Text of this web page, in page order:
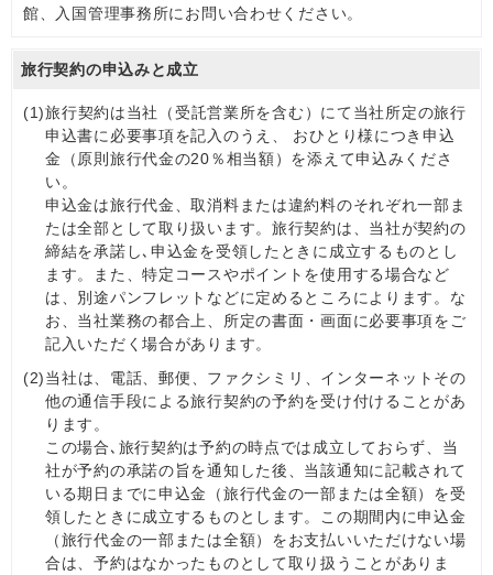
館、入国管理事務所にお問い合わせください。
旅行契約の申込みと成立
(1)旅行契約は当社（受託営業所を含む）にて当社所定の旅行
申込書に必要事項を記入のうえ、 おひとり様につき申込
金（原則旅行代金の20％相当額）を添えて申込みくださ
い。
申込金は旅行代金、取消料または違約料のそれぞれ一部ま
たは全部として取り扱います。旅行契約は、当社が契約の
締結を承諾し､申込金を受領したときに成立するものとし
ます。また、特定コースやポイントを使用する場合など
は、別途パンフレットなどに定めるところによります。な
お、当社業務の都合上、所定の書面・画面に必要事項をご
記入いただく場合があります。
(2)当社は、電話、郵便、ファクシミリ、インターネットその
他の通信手段による旅行契約の予約を受け付けることがあ
ります。
この場合､旅行契約は予約の時点では成立しておらず、当
社が予約の承諾の旨を通知した後、当該通知に記載されて
いる期日までに申込金（旅行代金の一部または全額）を受
領したときに成立するものとします。この期間内に申込金
（旅行代金の一部または全額）をお支払いいただけない場
合は、予約はなかったものとして取り扱うことがありま